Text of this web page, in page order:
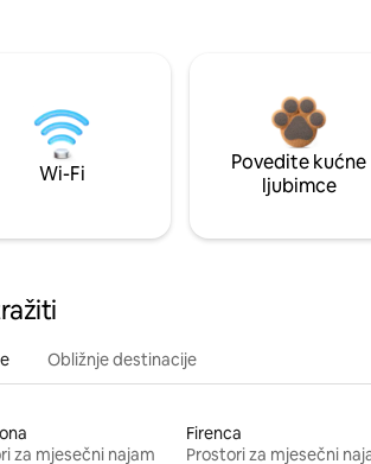
Wi-Fi
Povedite kućne
ljubimce
Obližnje destinacije
za mjesečni najam
Firenca
Prostori za mjesečni